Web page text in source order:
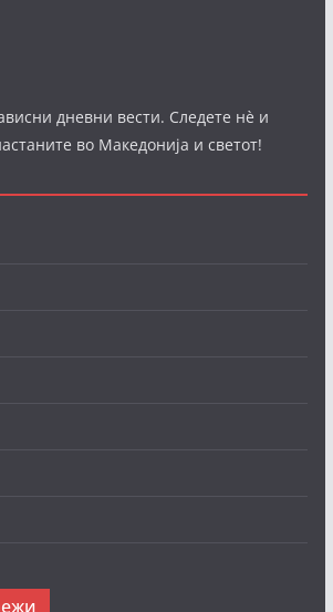
дневни вести. Следете нè и
во Македонија и светот!